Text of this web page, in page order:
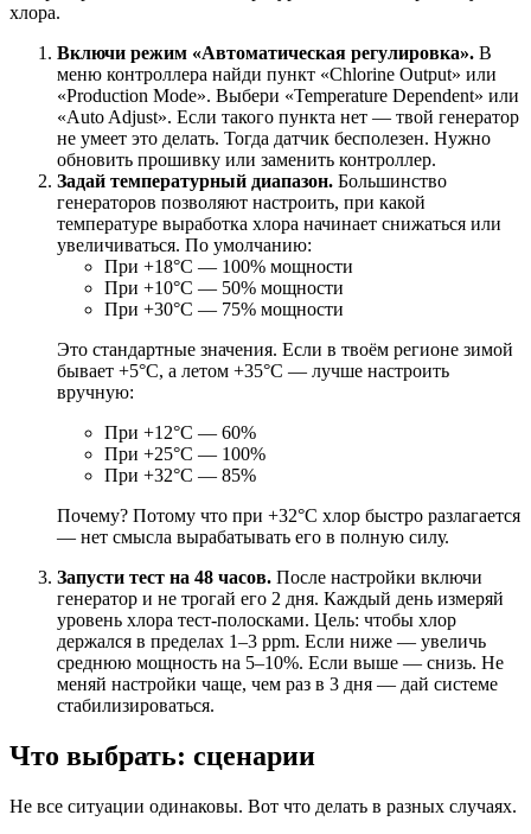
хлора.
Включи режим «Автоматическая регулировка». В
меню контроллера найди пункт «Chlorine Output» или
«Production Mode». Выбери «Temperature Dependent» или
«Auto Adjust». Если такого пункта нет — твой генератор
не умеет это делать. Тогда датчик бесполезен. Нужно
обновить прошивку или заменить контроллер.
Задай температурный диапазон. Большинство
генераторов позволяют настроить, при какой
температуре выработка хлора начинает снижаться или
увеличиваться. По умолчанию:
При +18°C — 100% мощности
При +10°C — 50% мощности
При +30°C — 75% мощности
Это стандартные значения. Если в твоём регионе зимой
бывает +5°C, а летом +35°C — лучше настроить
вручную:
При +12°C — 60%
При +25°C — 100%
При +32°C — 85%
Почему? Потому что при +32°C хлор быстро разлагается
— нет смысла вырабатывать его в полную силу.
Запусти тест на 48 часов. После настройки включи
генератор и не трогай его 2 дня. Каждый день измеряй
уровень хлора тест-полосками. Цель: чтобы хлор
держался в пределах 1–3 ppm. Если ниже — увеличь
среднюю мощность на 5–10%. Если выше — снизь. Не
меняй настройки чаще, чем раз в 3 дня — дай системе
стабилизироваться.
Что выбрать: сценарии
Не все ситуации одинаковы. Вот что делать в разных случаях.